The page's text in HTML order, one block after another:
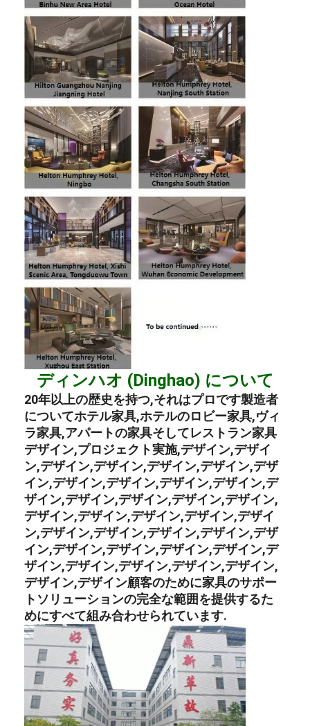
ディンハオ (Dinghao) について
20年以上の歴史を持つ,それはプロです製造者
についてホテル家具,ホテルのロビー家具,ヴィ
ラ家具,アパートの家具そしてレストラン家具
デザイン,プロジェクト実施,デザイン,デザイ
ン,デザイン,デザイン,デザイン,デザイン,デザ
イン,デザイン,デザイン,デザイン,デザイン,デ
ザイン,デザイン,デザイン,デザイン,デザイン,
デザイン,デザイン,デザイン,デザイン,デザイ
ン,デザイン,デザイン,デザイン,デザイン,デザ
イン,デザイン,デザイン,デザイン,デザイン,デ
ザイン,デザイン,デザイン,デザイン,デザイン,
デザイン,デザイン顧客のために家具のサポー
トソリューションの完全な範囲を提供するた
めにすべて組み合わせられています.